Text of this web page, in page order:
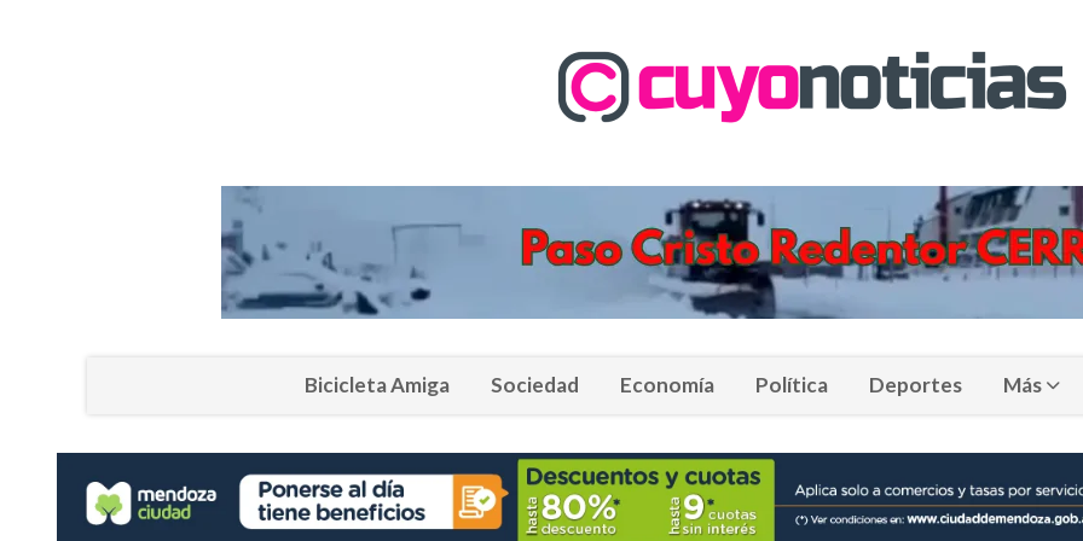
Bicicleta Amiga Sociedad Economía Política Deportes Más